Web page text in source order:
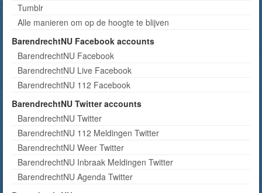
Tumblr
Alle manieren om op de hoogte te blijven
BarendrechtNU Facebook accounts
BarendrechtNU Facebook
BarendrechtNU Live Facebook
BarendrechtNU 112 Facebook
BarendrechtNU Twitter accounts
BarendrechtNU Twitter
BarendrechtNU 112 Meldingen Twitter
BarendrechtNU Weer Twitter
BarendrechtNU Inbraak Meldingen Twitter
BarendrechtNU Agenda Twitter